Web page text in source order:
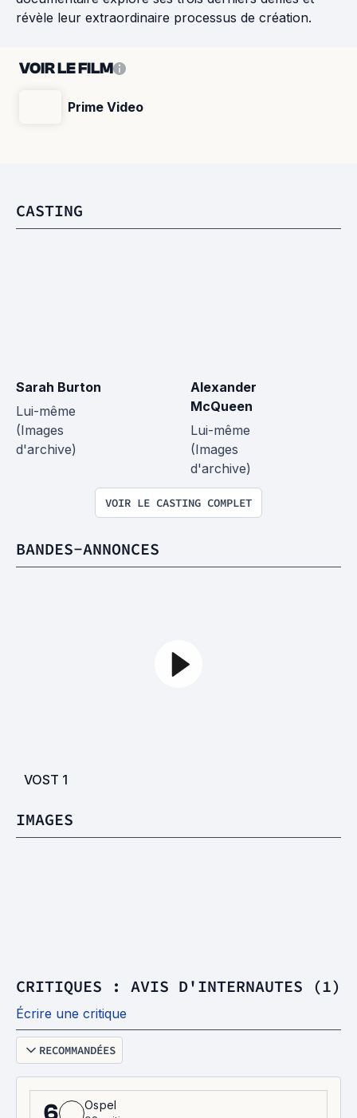
révèle leur extraordinaire processus de création.
VOIR LE FILM
Prime Video
CASTING
Sarah Burton
Lui-même
(Images
d'archive)
Alexander
McQueen
Lui-même
(Images
d'archive)
VOIR LE CASTING COMPLET
BANDES-ANNONCES
VOST 1
IMAGES
CRITIQUES : AVIS D'INTERNAUTES (1)
Écrire une critique
RECOMMANDÉES
6
Ospel